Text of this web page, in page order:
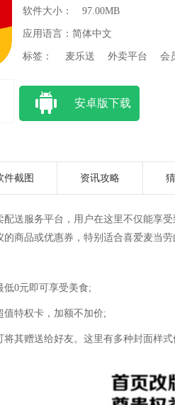
软件大小： 97.00MB
应用语言：简体中文
标签： 麦乐送 外卖平台 会
安卓版下载
件截图 资讯攻略
配送服务平台，用户在这里不仅能享
商品或优惠券，特别适合喜爱麦当
低0元即可享受美食;
值特权卡，加额不加价;
其赠送给好友。这里有多种封面样